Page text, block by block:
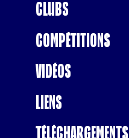
Clubs
Compétitions
Vidéos
Liens
Téléchargements